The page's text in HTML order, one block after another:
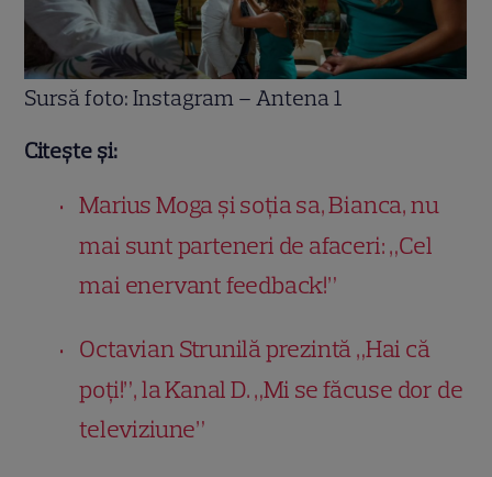
Sursă foto: Instagram – Antena 1
Citește și:
Marius Moga și soția sa, Bianca, nu
mai sunt parteneri de afaceri: „Cel
mai enervant feedback!”
Octavian Strunilă prezintă „Hai că
poți!”, la Kanal D. „Mi se făcuse dor de
televiziune”